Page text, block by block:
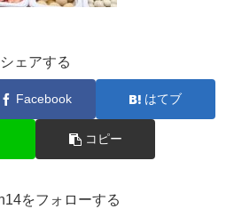
シェアする
Facebook はてブ
コピー
をフォローする